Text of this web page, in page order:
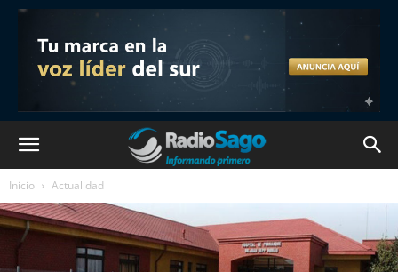
Inicio Actualidad